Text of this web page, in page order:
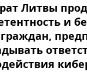
Литвы
и